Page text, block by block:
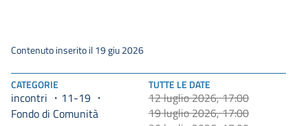
CATEGORIE
incontri
11-19
Fondo di Comunità
TUTTE LE DATE
12 luglio 2026, 17:00
19 luglio 2026, 17:00
Contenuto inserito il 19 giu 2026